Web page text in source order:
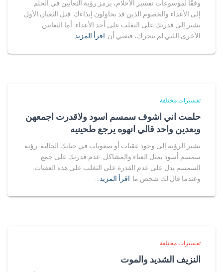
وفقًا لموسوعات تفسير الأحلام، يرمز رؤية الثعابين في الحلم
إلى الأعداء والخصوم الذين قد يحاولون إيذاءك. قتل الثعبان الأول
يشير إلى قدرتك على التغلب على أحد الأعداء. أما الثعابين
الأخرى اللتي لم تتحرك، فتعني أن اقرأ المزيد…
تفسيرات مختلفة
حلمت اني اشوف سمسم اسود ولاقدرت اجمعهن
وبعدين واحد قالي انهوه يرجع طحينيه
تشير الرؤية إلى وجود عقبات أو صعوبات في حياتك الحالية. رؤية
سمسم أسود يمثل العناء والمشاكل. عدم قدرتك على جمع
السمسم يدل على عدم القدرة على التغلب على هذه العقبات.
وعندما قال لك شخص ما اقرأ المزيد…
تفسيرات مختلفة
النزيف الشديد والموت